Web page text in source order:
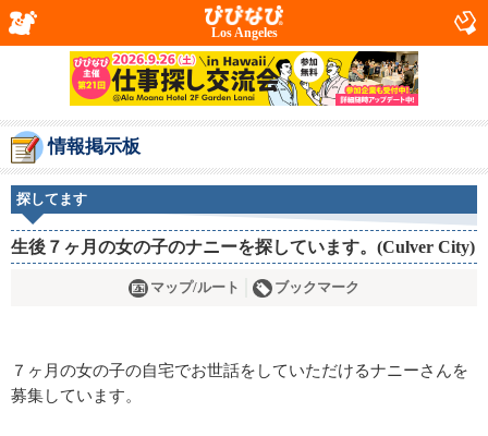
Los Angeles
情報掲示板
探してます
生後７ヶ月の女の子のナニーを探しています。(Culver City)
マップ/ルート ブックマーク
７ヶ月の女の子の自宅でお世話をしていただけるナニーさんを
募集しています。